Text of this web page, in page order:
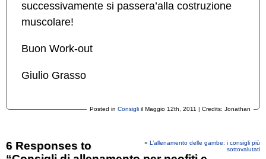
successivamente si passera’alla costruzione
muscolare!
Buon Work-out
Giulio Grasso
Posted in Consigli il Maggio 12th, 2011 | Credits: Jonathan
» L’allenamento delle gambe: i consigli più
sottovalutati
6 Responses to